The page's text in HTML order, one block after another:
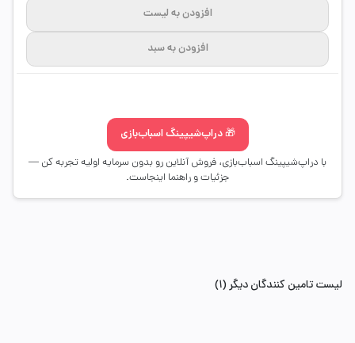
افزودن به لیست
افزودن به سبد
🎁 دراپ‌شیپینگ اسباب‌بازی
با دراپ‌شیپینگ اسباب‌بازی، فروش آنلاین رو بدون سرمایه اولیه تجربه کن —
جزئیات و راهنما اینجاست.
لیست تامین کنندگان دیگر (1)